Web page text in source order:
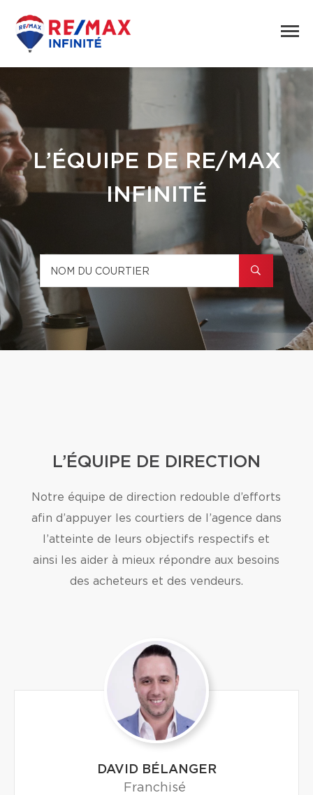
L’ÉQUIPE DE RE/MAX
INFINITÉ
L’ÉQUIPE DE DIRECTION
Notre équipe de direction redouble d’efforts
afin d’appuyer les courtiers de l’agence dans
l’atteinte de leurs objectifs respectifs et
ainsi les aider à mieux répondre aux besoins
des acheteurs et des vendeurs.
DAVID BÉLANGER
Franchisé